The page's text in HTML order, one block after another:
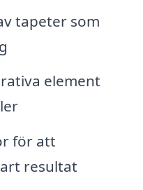
tapeter som
element
för att
resultat